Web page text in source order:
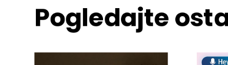
Pogledajte